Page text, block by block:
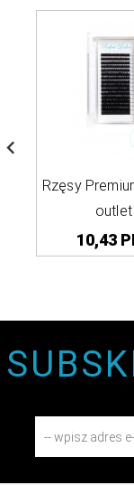
Rzęsy
outlet
10,43